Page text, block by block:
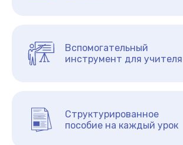
Вспомогательный
инструмент для учителя
Структурированное
пособие на каждый урок